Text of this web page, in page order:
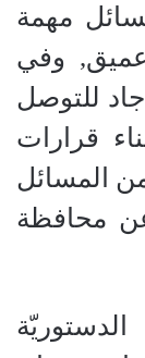
مهمة
وفي
للتوصل
قرارات
المسائل
محافظة